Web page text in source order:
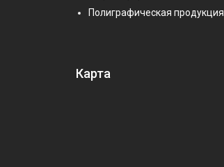
Полиграфическая продукция
Карта